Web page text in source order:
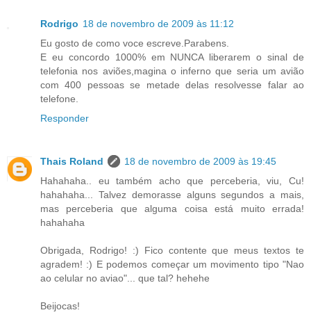
Rodrigo 18 de novembro de 2009 às 11:12
Eu gosto de como voce escreve.Parabens.
E eu concordo 1000% em NUNCA liberarem o sinal de
telefonia nos aviões,magina o inferno que seria um avião
com 400 pessoas se metade delas resolvesse falar ao
telefone.
Responder
Thais Roland
18 de novembro de 2009 às 19:45
Hahahaha.. eu também acho que perceberia, viu, Cu!
hahahaha... Talvez demorasse alguns segundos a mais,
mas perceberia que alguma coisa está muito errada!
hahahaha
Obrigada, Rodrigo! :) Fico contente que meus textos te
agradem! :) E podemos começar um movimento tipo "Nao
ao celular no aviao"... que tal? hehehe
Beijocas!